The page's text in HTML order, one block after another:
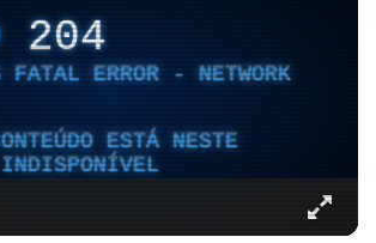
204
ERROR - NETWORK
ESTÁ NESTE
INDISPONÍVEL